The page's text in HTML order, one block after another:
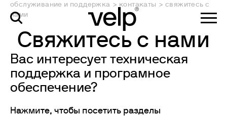
обслуживание и поддержка > контакаты > свяжитесь с
нами
Свяжитесь с нами
Вас интересует техническая
поддержка и програмное
обеспечение?
Нажмите, чтобы посетить разделы